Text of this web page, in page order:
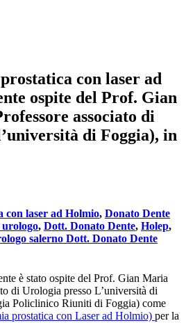
con laser ad
ospite del Prof. Gian
associato di
di Foggia), in
con laser ad Holmio, Donato Dente
urologo, Dott. Donato Dente, Holep,
salerno Dott. Donato Dente
è stato ospite del Prof. Gian Maria
di Urologia presso L’università di
Policlinico Riuniti di Foggia) come
prostatica con Laser ad Holmio) per la